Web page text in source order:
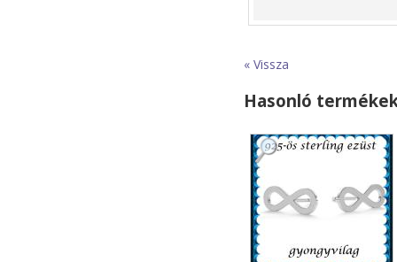
« Vissza
Hasonló